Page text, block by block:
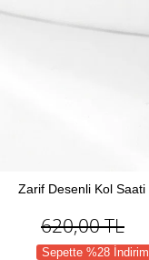
Zarif Desenli Kol
620,00TL
Sepette %28 İndirim